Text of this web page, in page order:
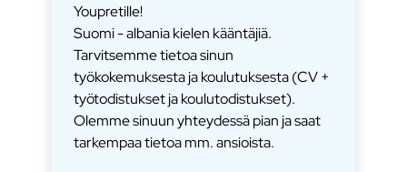
Youpretille!
Suomi - albania kielen kääntäjiä.
Tarvitsemme tietoa sinun
työkokemuksesta ja koulutuksesta (CV +
työtodistukset ja koulutodistukset).
Olemme sinuun yhteydessä pian ja saat
tarkempaa tietoa mm. ansioista.